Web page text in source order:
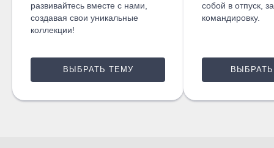
развивайтесь вместе с нами,
создавая свои уникальные
коллекции!
ВЫБРАТЬ ТЕМУ
собой в отпуск,
командировку.